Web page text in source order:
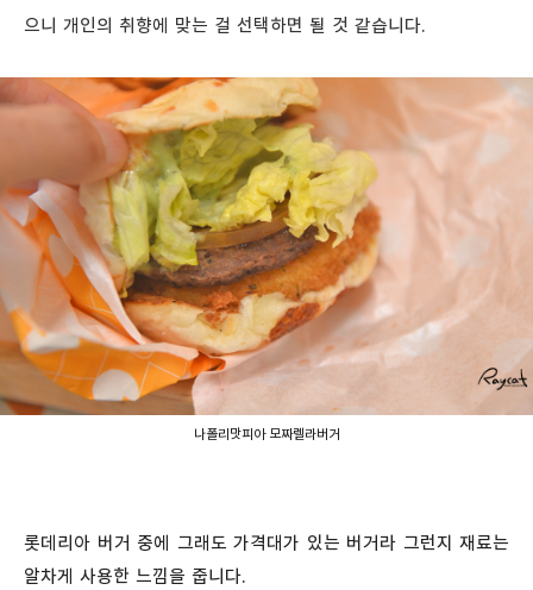
으니 개인의 취향에 맞는 걸 선택하면 될 것 같습니다.
나폴리맛피아 모짜렐라버거
롯데리아 버거 중에 그래도 가격대가 있는 버거라 그런지 재료는
알차게 사용한 느낌을 줍니다.